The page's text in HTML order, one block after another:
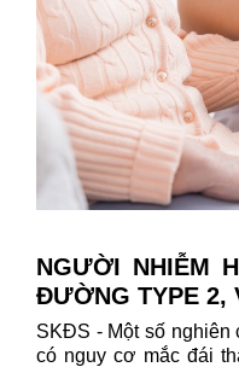
NGƯỜI NHIỄM
ĐƯỜNG TYPE 2,
SKĐS - Một số
có nguy cơ mắc đái